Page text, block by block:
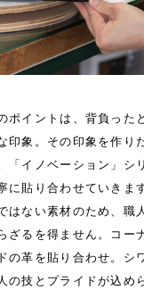
ポイントは、背負った
印象。その印象を作り
「イノベーション」シ
に貼り合わせていきま
はない素材のため、職
ざるを得ません。コー
の革を貼り合わせ。シ
の技とプライドが込め